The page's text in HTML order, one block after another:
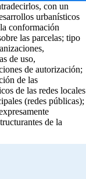
con un
urbanísticos
conformación
las parcelas; tipo
de uso,
de autorización;
de las
de las redes locales
(redes públicas);
de la